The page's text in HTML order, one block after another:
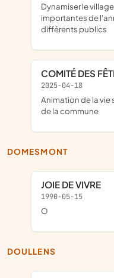
dynamiser le village, commémorer les dates
importantes de
différents publics
COMITÉ DES
2025-04-18
animation de la vie sociale au bénéfice de la population
de la commune
DOMESMONT
JOIE DE VIVRE
1990-05-15
o
DOULLENS